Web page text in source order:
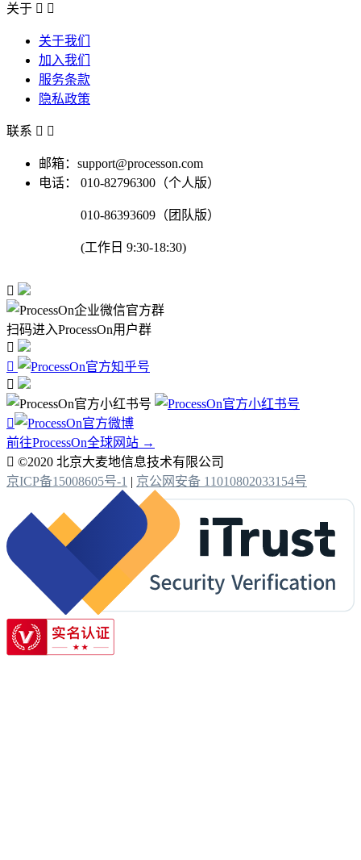
关于  
关于我们
加入我们
服务条款
隐私政策
联系  
邮箱：support@processon.com
电话：
010-82796300（个人版）
010-86393609（团队版）
(工作日 9:30-18:30)

扫码进入ProcessOn用户群




前往ProcessOn全球网站 →
 ©2020 北京大麦地信息技术有限公司
京ICP备15008605号-1 | 京公网安备 11010802033154号